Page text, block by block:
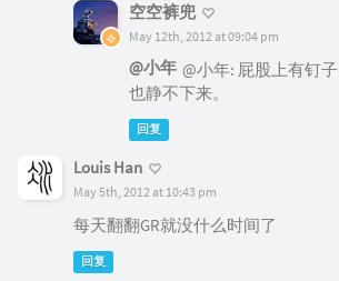
空空裤兜
May 12th, 2012 at 09:04 pm
@小年 @小年: 屁股上有钉
也静不下来。
回复
Louis Han
May 5th, 2012 at 10:43 pm
每天翻翻GR就没什么时间了
回复